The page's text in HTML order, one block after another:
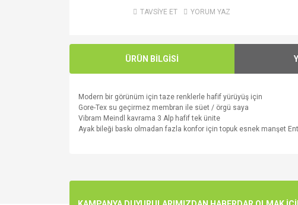
TAVSİYE ET YORUM YAZ
ÜRÜN BİLGİSİ
Modern bir görünüm için taze renklerle hafif yürüyüş için
Gore-Tex su geçirmez membran ile süet / örgü saya
Vibram Meindl kavrama 3 Alp hafif tek ünite
Ayak bileği baskı olmadan fazla konfor için topuk esnek manşet
Ürün resmi kalitesiz, bozuk veya görüntülenemiyor.